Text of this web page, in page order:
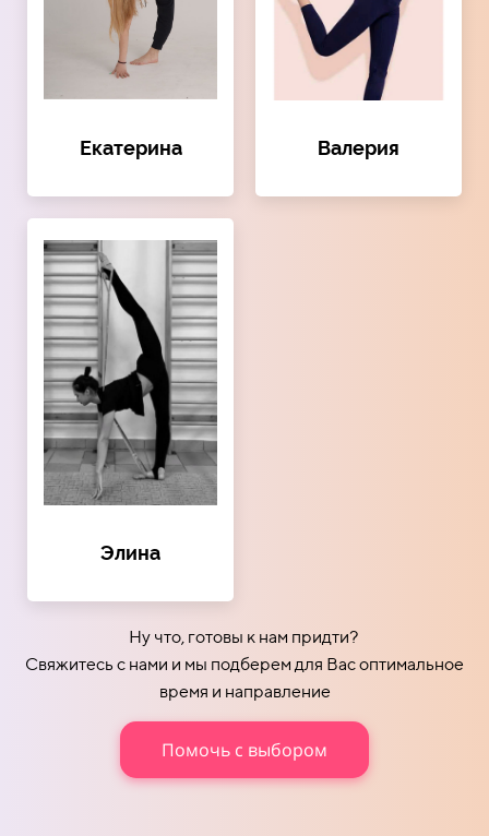
Екатерина
Элина
Валерия
Ну что, готовы к нам придти?
Свяжитесь с нами и мы подберем для Вас оптимальное
время и направление
Помочь с выбором